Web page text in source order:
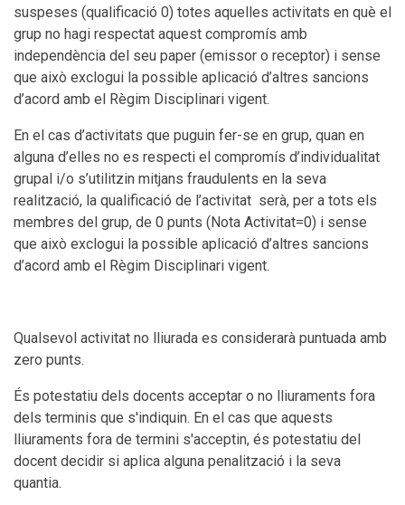
suspeses (qualificació 0) totes aquelles activitats en què el
grup no hagi respectat aquest compromís amb
independència del seu paper (emissor o receptor) i sense
que això exclogui la possible aplicació d’altres sancions
d’acord amb el Règim Disciplinari vigent.
En el cas d’activitats que puguin fer-se en grup, quan en
alguna d’elles no es respecti el compromís d’individualitat
grupal i/o s’utilitzin mitjans fraudulents en la seva
realització, la qualificació de l’activitat serà, per a tots els
membres del grup, de 0 punts (Nota Activitat=0) i sense
que això exclogui la possible aplicació d’altres sancions
d’acord amb el Règim Disciplinari vigent.
Qualsevol activitat no lliurada es considerarà puntuada amb
zero punts.
És potestatiu dels docents acceptar o no lliuraments fora
dels terminis que s'indiquin. En el cas que aquests
lliuraments fora de termini s'acceptin, és potestatiu del
docent decidir si aplica alguna penalització i la seva
quantia.